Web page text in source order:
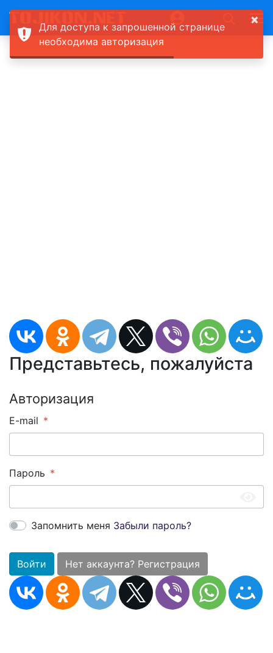
Представьтесь, пожалуйста
Авторизация
E-mail
Пароль
Запомнить меня Забыли пароль?
Войти Нет аккаунта? Регистрация
×
Для доступа к запрошенной странице
необходима авторизация